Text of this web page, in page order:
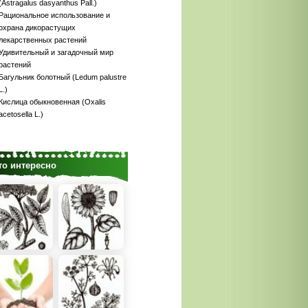
dasyanthus Pall.)
использование и
дикорастущих
растений
и загадочный мир
болотный (Ledum palustre
обыкновенная (Oxalis
L.)
интересно